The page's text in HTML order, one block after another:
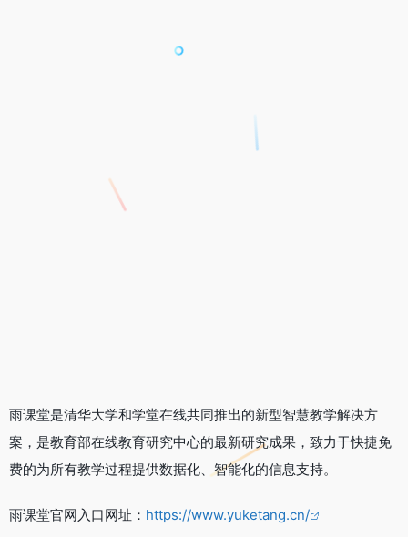
雨课堂是清华大学和学堂在线共同推出的新型智慧教学解决方
案，是教育部在线教育研究中心的最新研究成果，致力于快捷免
费的为所有教学过程提供数据化、智能化的信息支持。
雨课堂官网入口网址： https://www.yuketang.cn/